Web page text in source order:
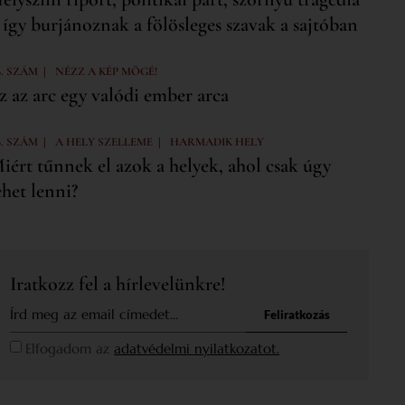
burjánoznak a fölösleges szavak a sajtóban
SZÁM | NÉZZ A KÉP MÖGÉ!
az arc egy valódi ember arca
SZÁM | A HELY SZELLEME | HARMADIK HELY
tűnnek el azok a helyek, ahol csak úgy
lenni?
Iratkozz fel a hírlevelünkre!
Elfogadom az adatvédelmi nyilatkozatot.
Feliratkozás